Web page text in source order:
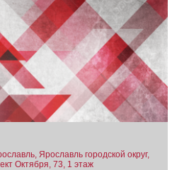
Ярославль городской округ,
Октября, 73, 1 этаж